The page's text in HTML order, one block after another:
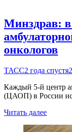
Минздрав:
онкологов
ТАСС2 года спустя
Каждый 5-й центр
(ЦАОП) в России
Читать далее